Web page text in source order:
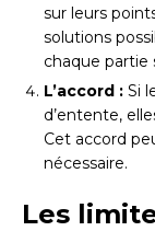
sur leurs
solutions
chaque partie
L’accord : Si
d’entente,
Cet accord
nécessaire.
Les